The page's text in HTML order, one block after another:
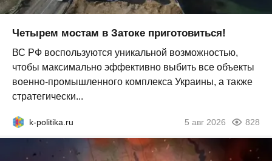
Четырем мостам в Затоке приготовиться!
ВС РФ воспользуются уникальной возможностью,
чтобы максимально эффективно выбить все объекты
военно-промышленного комплекса Украины, а также
стратегически...
k-politika.ru 5 авг 2026 828